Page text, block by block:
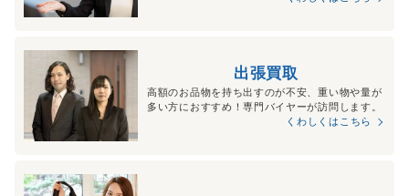
出張買取
高額のお品物を持ち出すのが不安、重い物や量が
多い方におすすめ！専門バイヤーが訪問します。
くわしくはこちら